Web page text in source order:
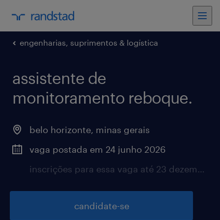
engenharias, suprimentos & logística
assistente de
monitoramento reboque.
belo horizonte, minas gerais
vaga postada em 24 junho 2026
inscrições para essa vaga até 23 dezembro 2026
candidate-se